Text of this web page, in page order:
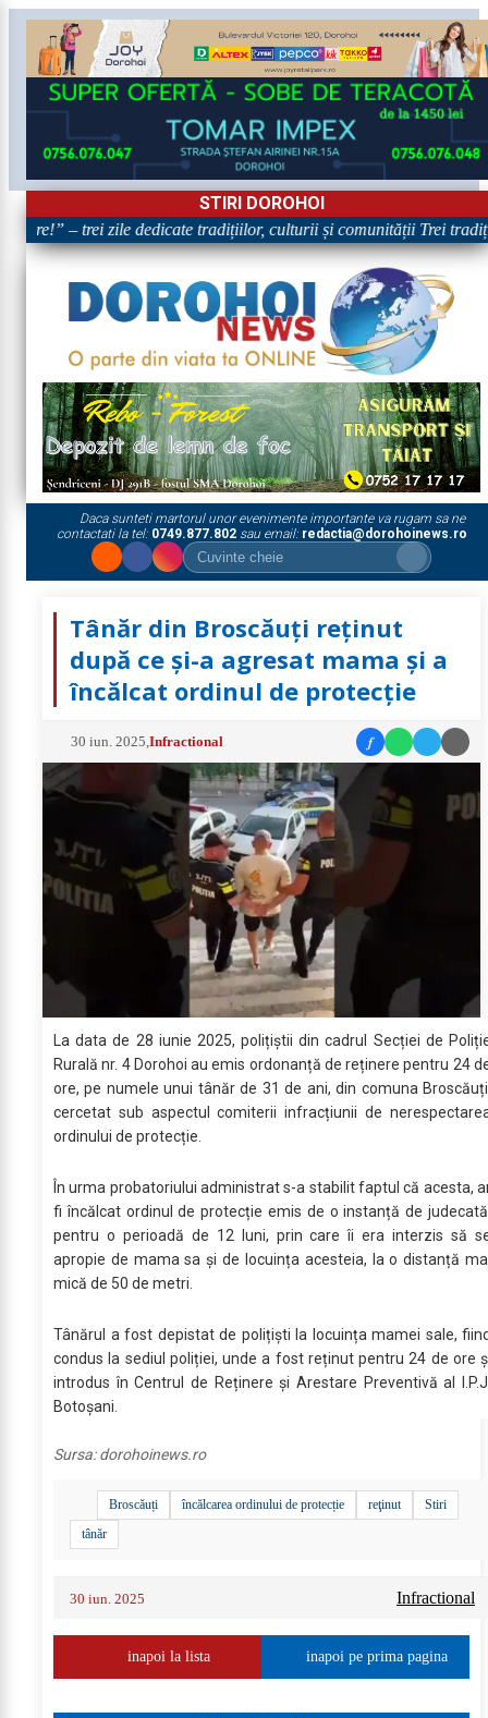
STIRI DOROHOI
– trei zile dedicate tradițiilor, culturii și comunității Trei
Daca sunteti martorul unor evenimente importante va rugam sa ne
contactati la tel: 0749.877.802sau email: redactia@dorohoinews.ro
Tânăr din Broscăuți reținut
după ce și-a agresat mama și a
încălcat ordinul de protecție
30 iun. 2025 ,Infractional f
La data de 28 iunie 2025, polițiștii din cadrul Secției de
Rurală nr. 4 Dorohoi au emis ordonanță de reținere pentru 24
ore, pe numele unui tânăr de 31 de ani, din comuna
cercetat sub aspectul comiterii infracțiunii de
ordinului de protecție.
În urma probatoriului administrat s-a stabilit faptul că acesta,
fi încălcat ordinul de protecție emis de o instanță de
pentru o perioadă de 12 luni, prin care îi era interzis să
apropie de mama sa și de locuința acesteia, la o distanță
mică de 50 de metri.
Tânărul a fost depistat de polițiști la locuința mamei sale,
condus la sediul poliției, unde a fost reținut pentru 24 de ore
introdus în Centrul de Reținere și Arestare Preventivă al
Botoșani.
Sursa:dorohoinews.ro
Broscăuți încălcarea ordinului de protecție reţinut
Stiri
tânăr
30 iun. 2025 Infractional
inapoi la lista inapoi pe prima pagina